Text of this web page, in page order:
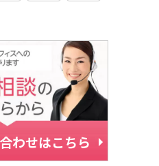
わせはこちら